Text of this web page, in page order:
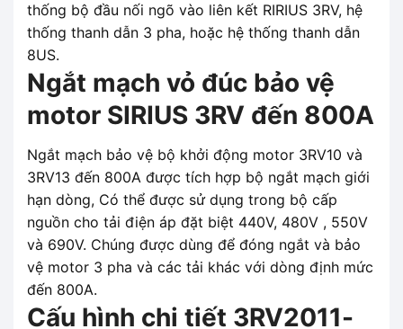
thống bộ đầu nối ngõ vào liên kết RIRIUS 3RV, hệ
thống thanh dẫn 3 pha, hoặc hệ thống thanh dẫn
8US.
Ngắt mạch vỏ đúc bảo vệ
motor SIRIUS 3RV đến 800A
Ngắt mạch bảo vệ bộ khởi động motor 3RV10 và
3RV13 đến 800A được tích hợp bộ ngắt mạch giới
hạn dòng, Có thể được sử dụng trong bộ cấp
nguồn cho tải điện áp đặt biệt 440V, 480V , 550V
và 690V. Chúng được dùng để đóng ngắt và bảo
vệ motor 3 pha và các tải khác với dòng định mức
đến 800A.
Cấu hình chi tiết 3RV2011-